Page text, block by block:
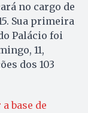
no cargo de
Sua primeira
Palácio foi
11,
dos 103
base de